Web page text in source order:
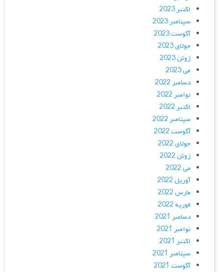
اکتبر 2023
سپتامبر 2023
آگوست 2023
جولای 2023
ژوئن 2023
می 2023
دسامبر 2022
نوامبر 2022
اکتبر 2022
سپتامبر 2022
آگوست 2022
جولای 2022
ژوئن 2022
می 2022
آوریل 2022
مارس 2022
فوریه 2022
دسامبر 2021
نوامبر 2021
اکتبر 2021
سپتامبر 2021
آگوست 2021